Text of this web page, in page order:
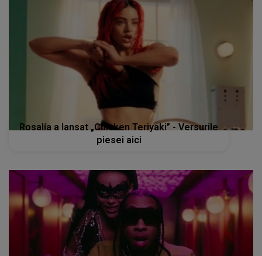
Rosalía a lansat „Chicken Teriyaki” - Versurile
piesei aici